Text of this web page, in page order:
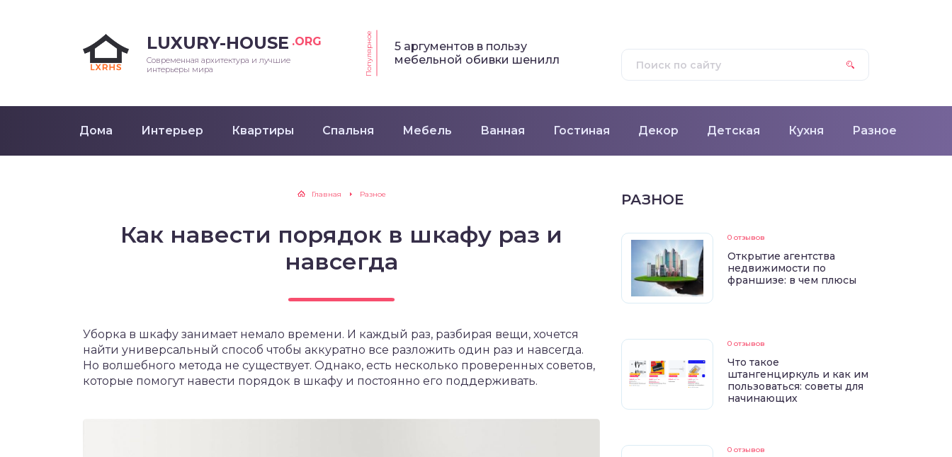
LUXURY-HOUSE .ORG
Современная архитектура и лучшие
интерьеры мира
Популярное
5 аргументов в пользу
мебельной обивки шенилл
Дома Интерьер Квартиры Спальня Мебель Ванная Гостиная Декор Детская Кухня Разное
Главная Разное
Как навести порядок в шкафу раз и
навсегда
Уборка в шкафу занимает немало времени. И каждый раз, разбирая вещи, хочется
найти универсальный способ чтобы аккуратно все разложить один раз и навсегда.
Но волшебного метода не существует. Однако, есть несколько проверенных советов,
которые помогут навести порядок в шкафу и постоянно его поддерживать.
РАЗНОЕ
0 отзывов
Открытие агентства
недвижимости по
франшизе: в чем плюсы
0 отзывов
Что такое
штангенциркуль и как им
пользоваться: советы для
начинающих
0 отзывов